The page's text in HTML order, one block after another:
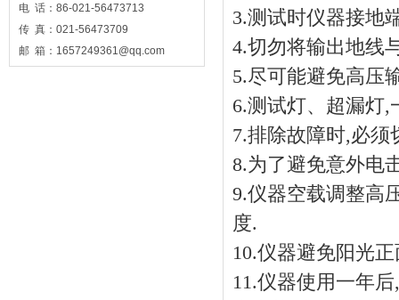
电 话：86-021-56473713
传 真：021-56473709
邮 箱：1657249361@qq.com
3.测试时仪器接地
4.切勿将输出地线
5.尽可能避免高压
6.测试灯、超漏灯,
7.排除故障时,必须
8.为了避免意外电
9.仪器空载调整高
度.
10.仪器避免阳光
11.仪器使用一年